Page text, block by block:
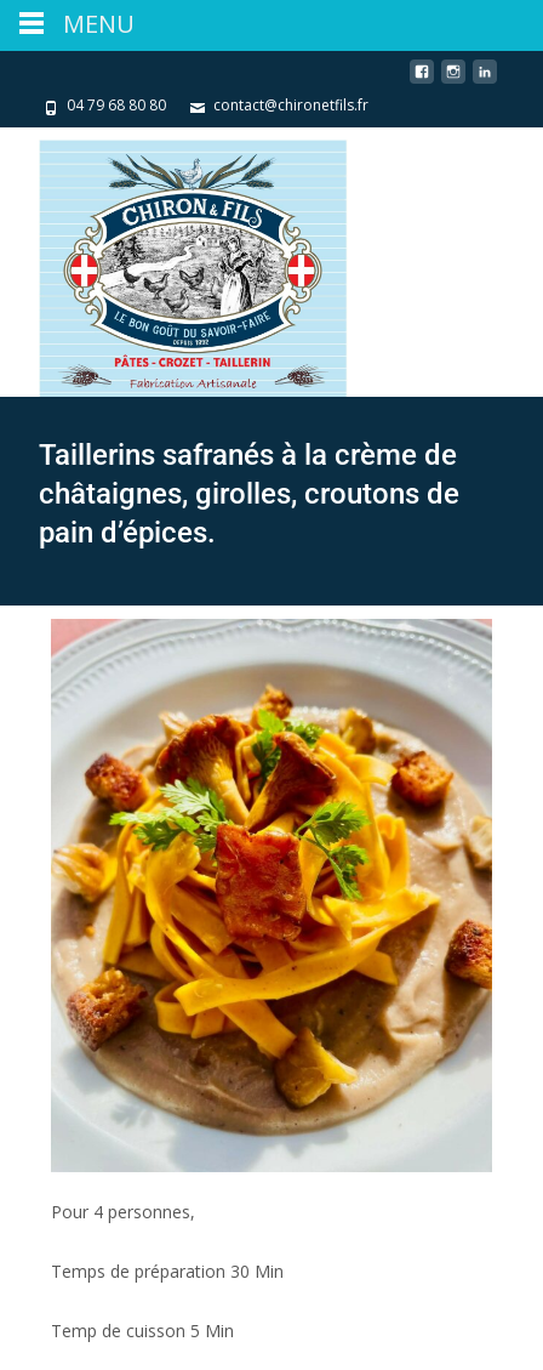
04 79 68 80 80 contact@chironetfils.fr
Taillerins safranés à la crème de
châtaignes, girolles, croutons de
pain d’épices.
Pour 4 personnes,
Temps de préparation 30 Min
Temp de cuisson 5 Min
MENU